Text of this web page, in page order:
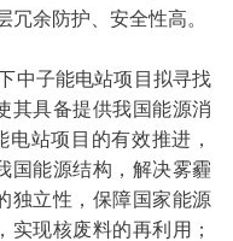
余防护、安全性高。
中子能电站项目拟寻找
其具备提供我国能源消
站项目的有效推进，
国能源结构，解决雾霾
独立性，保障国家能源
现核废料的再利用；